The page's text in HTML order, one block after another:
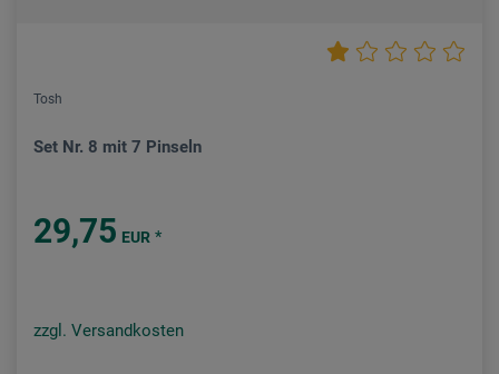
Tosh
Set Nr. 8 mit 7 Pinseln
29,75 EUR *
zzgl. Versandkosten